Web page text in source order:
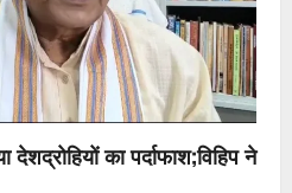
देशद्रोहियों का पर्दाफाश;विहिप ने